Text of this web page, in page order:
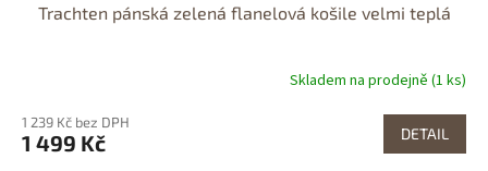
Trachten pánská zelená flanelová košile velmi teplá
Skladem na prodejně (1 ks)
1 239 Kč bez DPH
1 499 Kč DETAIL